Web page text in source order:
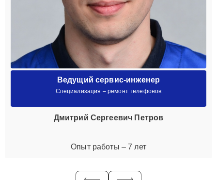
Ведущий сервис-инженер
Специализация – ремонт телефонов
Дмитрий Сергеевич Петров
Опыт работы – 7 лет